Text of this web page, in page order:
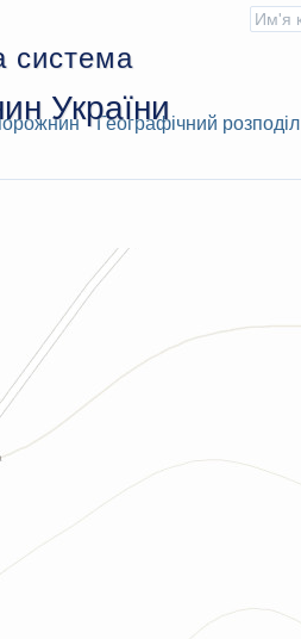
система
України
Географічний розподіл